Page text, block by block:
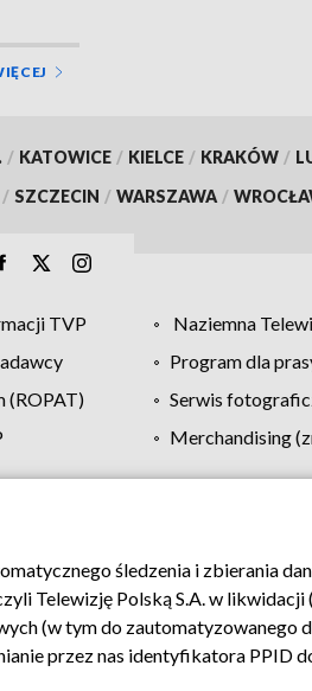
/ KATOWICE / KIELCE / KRAKÓW /
/ SZCZECIN / WARSZAWA /
TVP Naziemna
Program dla
(ROPAT)
Serwis
Merchandising
Pomoc Biuro reklamy
śledzenia i zbierania
Telewizję Polską S.A. w likwidacji
(w tym do zautomatyzowanego
przez nas identyfikatora PPID